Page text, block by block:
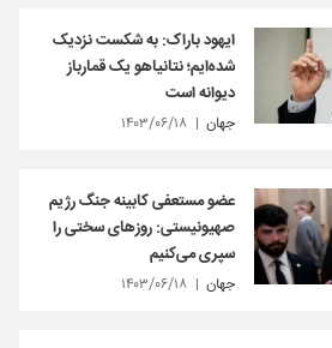
ایهود باراک: به شکست نزدیک
شده‌ایم؛ نتانیاهو یک قمارباز
دیوانه است
جهان ۱۴۰۳/۰۶/۱۸
عضو مستعفی کابینه جنگ رژیم
صهیونیستی: روزهای سختی را
سپری می‌کنیم
جهان ۱۴۰۳/۰۶/۱۸